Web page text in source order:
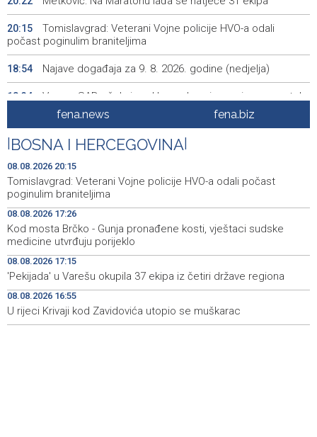
20:15
Tomislavgrad: Veterani Vojne policije HVO-a odali
počast poginulim braniteljima
18:54 Najave događaja za 9. 8. 2026. godine (nedjelja)
18:34
Vance: SAD očekuje od Irana da osigura siguran protok
nafte kroz Hormuški moreuz
18:21
Iranski šef sigurnosti: Hormuški moreuz će ostati
zatvoren dok SAD ne ispuni zahtjeve Teherana
18:09
Iran 'vrlo blizu' dogovora s Omanom o novoj Hormuškoj
brodskoj ruti
18:05
Koncertom Marije Šerifović večeras se zatvara
manifestacija 'Dani dijaspore Travnik 2026'
17:26
Kod mosta Brčko - Gunja pronađene kosti, vještaci
sudske medicine utvrđuju porijeklo
17:15
'Pekijada' u Varešu okupila 37 ekipa iz četiri države
regiona
fena.news fena.biz
BOSNA I HERCEGOVINA
08.08.2026 20:15
Tomislavgrad: Veterani Vojne policije HVO-a odali počast
poginulim braniteljima
08.08.2026 17:26
Kod mosta Brčko - Gunja pronađene kosti, vještaci sudske
medicine utvrđuju porijeklo
08.08.2026 17:15
'Pekijada' u Varešu okupila 37 ekipa iz četiri države regiona
08.08.2026 16:55
U rijeci Krivaji kod Zavidovića utopio se muškarac